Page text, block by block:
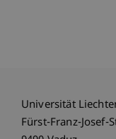
Universität
Fürst-Franz-Josef-